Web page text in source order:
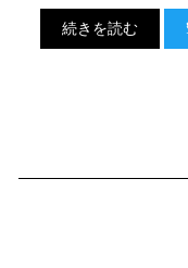
宇多レンジャーッ！
ま、マジっすか！
そもそも『タマフル